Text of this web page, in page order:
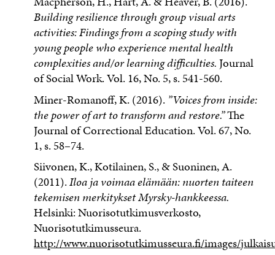
Building resilience through group visual arts
activities: Findings from a scoping study with
young people who experience mental health
complexities and/or learning difficulties.Journal
of Social Work. Vol. 16, No. 5, s. 541-560.
Miner-Romanoff, K. (2016). ”Voices from inside:
the power of art to transform and restore.”The
Journal of Correctional Education. Vol. 67, No.
1, s. 58–74.
Siivonen, K., Kotilainen, S., & Suoninen, A.
(2011).Iloa ja voimaa elämään: nuorten taiteen
tekemisen merkitykset Myrsky-hankkeessa.
Helsinki: Nuorisotutkimusverkosto,
Nuorisotutkimusseura.
http://www.nuorisotutkimusseura.fi/images/